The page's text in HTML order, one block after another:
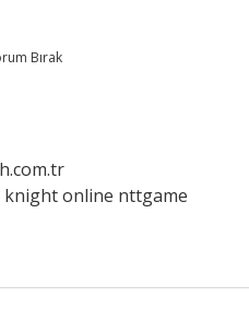
Bırak
knight online nttgame